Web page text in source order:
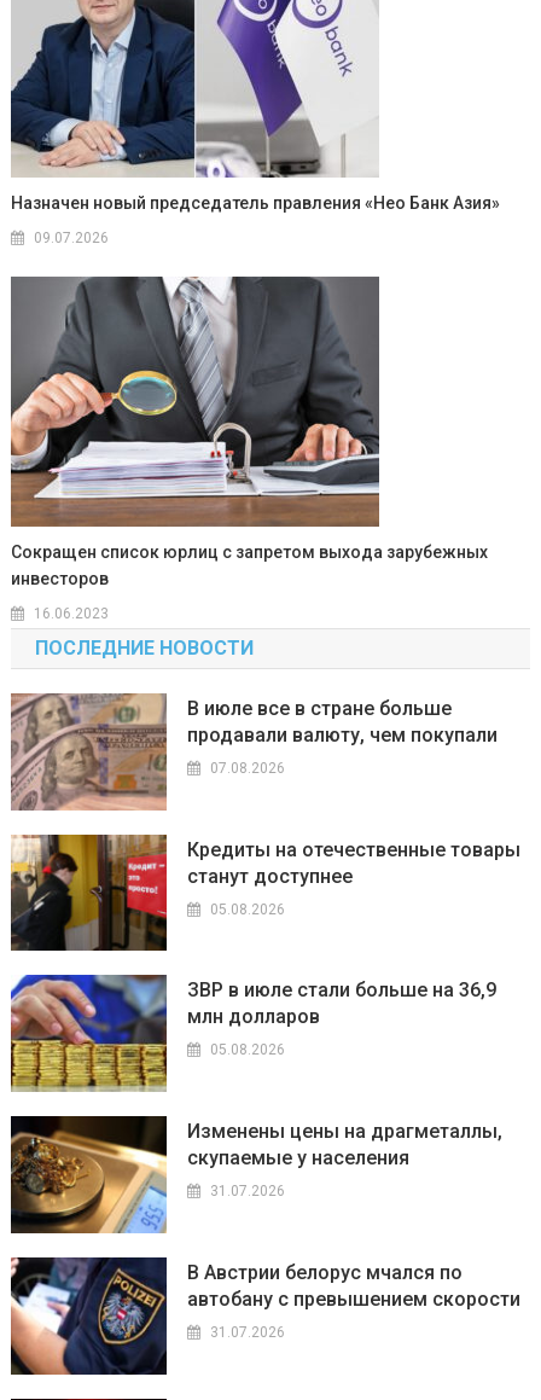
Назначен новый председатель правления «Нео Банк Азия»
09.07.2026
Сокращен список юрлиц с запретом выхода зарубежных
инвесторов
16.06.2023
ПОСЛЕДНИЕ НОВОСТИ
В июле все в стране больше
продавали валюту, чем покупали
07.08.2026
Кредиты на отечественные товары
станут доступнее
05.08.2026
ЗВР в июле стали больше на 36,9
млн долларов
05.08.2026
Изменены цены на драгметаллы,
скупаемые у населения
31.07.2026
В Австрии белорус мчался по
автобану с превышением скорости
31.07.2026